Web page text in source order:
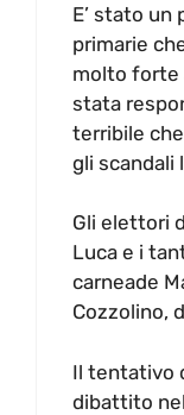
E’ stato
primarie
molto forte
stata
terribile
gli scandali
Gli elettori
Luca e i
carneade
Cozzolino,
Il tentativo
dibattito